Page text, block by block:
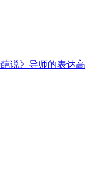
说》导师的表达高